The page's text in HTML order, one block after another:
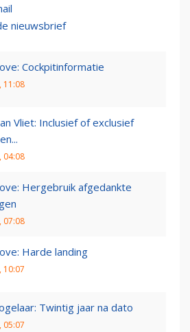
nieuwsbrief
Cockpitinformatie
11:08
Vliet: Inclusief of exclusief
04:08
Hergebruik afgedankte
07:08
Harde landing
10:07
Twintig jaar na dato
05:07